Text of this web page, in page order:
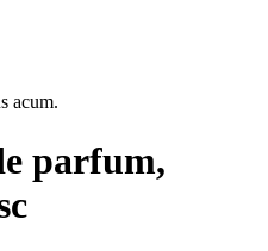
acum.
parfum,